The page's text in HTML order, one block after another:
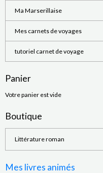
Ma Marserillaise
Mes carnets de voyages
tutoriel carnet de voyage
Panier
Votre panier est vide
Boutique
Littérature roman
Mes livres animés